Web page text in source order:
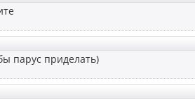
парус приделать)